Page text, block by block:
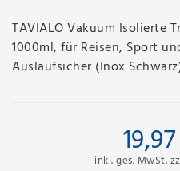
TAVIALO Vakuum Isolierte
1000ml, für Reisen, Sport
Auslaufsicher (Inox
inkl. ges. MwSt.